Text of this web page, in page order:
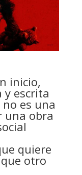
inicio,
escrita
no es una
una obra
quiere
otro